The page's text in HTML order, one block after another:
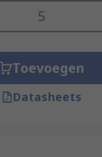
Toevoegen
Datasheets